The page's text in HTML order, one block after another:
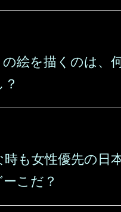
の絵を描くのは、
時も女性優先の日
こだ？